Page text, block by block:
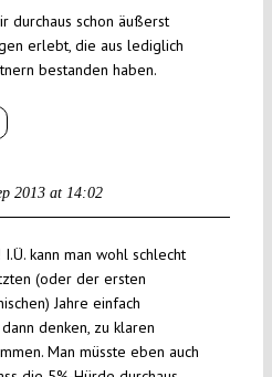
durchaus schon äußerst
erlebt, die aus lediglich
bestanden haben.
2013 at 14:02
kann man wohl schlecht
(oder der ersten
Jahre einfach
denken, zu klaren
Man müsste eben auch